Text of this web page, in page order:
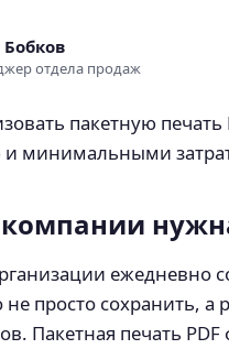
Бобков
отдела продаж
пакетную
и минимальными
ежедневно
просто сохранить, а
Пакетная печать